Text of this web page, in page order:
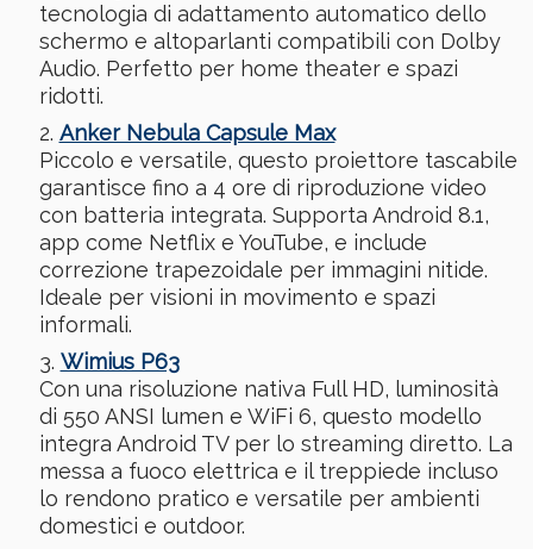
tecnologia di adattamento automatico dello
schermo e altoparlanti compatibili con Dolby
Audio. Perfetto per home theater e spazi
ridotti.
Anker Nebula Capsule Max
Piccolo e versatile, questo proiettore tascabile
garantisce fino a 4 ore di riproduzione video
con batteria integrata. Supporta Android 8.1,
app come Netflix e YouTube, e include
correzione trapezoidale per immagini nitide.
Ideale per visioni in movimento e spazi
informali.
Wimius P63
Con una risoluzione nativa Full HD, luminosità
di 550 ANSI lumen e WiFi 6, questo modello
integra Android TV per lo streaming diretto. La
messa a fuoco elettrica e il treppiede incluso
lo rendono pratico e versatile per ambienti
domestici e outdoor.